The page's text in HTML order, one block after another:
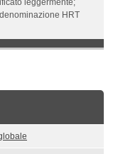
leggermente;
HRT